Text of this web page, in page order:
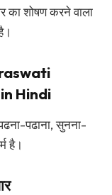
का शोषण करने वाला
Hindi
पढाना, सुनना-
है।